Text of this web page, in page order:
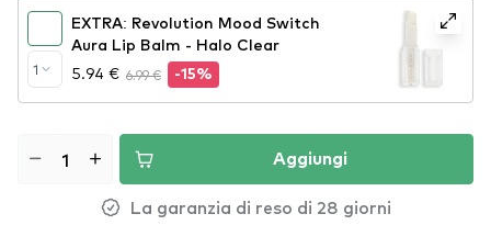
1
EXTRA: Revolution Mood Switch
Aura Lip Balm - Halo Clear
5.94 € 6.99 € -15%
Aggiungi
La garanzia di reso di 28 giorni